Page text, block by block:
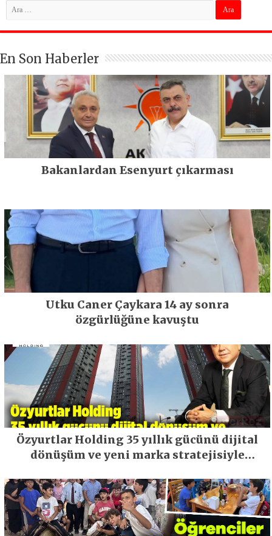
En Son Haberler
Bakanlardan Esenyurt çıkarması
Utku Caner Çaykara 14 ay sonra
özgürlüğüne kavuştu
Özyurtlar Holding 35 yıllık gücünü dijital
dönüşüm ve yeni marka stratejisiyle